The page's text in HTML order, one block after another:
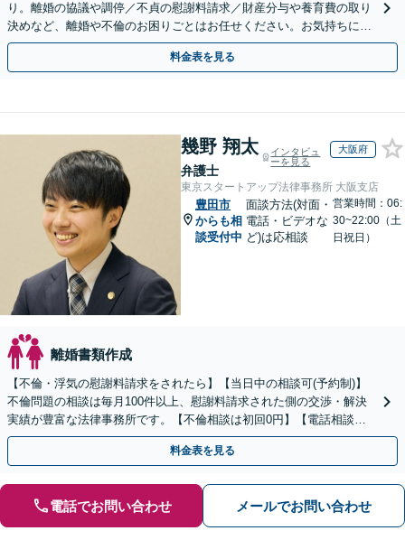
り。離婚の協議や調停／不貞の慰謝料請求／財産分与や養育費の取り
決めなど、離婚や不倫のお困りごとはお任せください。お気持ちに寄
り添い、ご意向に沿う解決を目指します【Web相談可】
料金表を見る
幾野 翔太
弁護士
インタビュ
ーを見る
大阪府
東京スタートアップ法律事務所 大阪支店
豊田市
からも相
談受付中
面談方法(対面・
電話・ビデオな
ど)は応相談
営業時間：06:
30~22:00（土
日祝日）
離婚書類作成
【不倫・浮気の慰謝料請求をされたら】【当日中の相談可(予約制)】
不倫問題の相談は毎月100件以上、慰謝料請求された側の交渉・解決
実績が豊富な法律事務所です。【不倫相談は初回0円】【電話相談で
ご契約まで対応可/来所不要】
料金表を見る
電話でお問い合わせ メールでお問い合わせ